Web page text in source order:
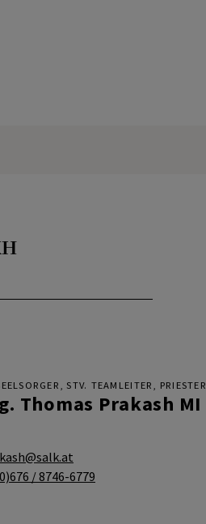
STV. TEAMLEITER, PRIESTER
Thomas Prakash MI
/ 8746-6779